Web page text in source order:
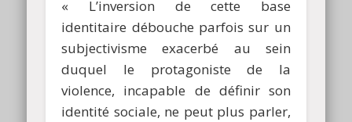
« L’inversion de cette base
identitaire débouche parfois sur un
subjectivisme exacerbé au sein
duquel le protagoniste de la
violence, incapable de définir son
identité sociale, ne peut plus parler,